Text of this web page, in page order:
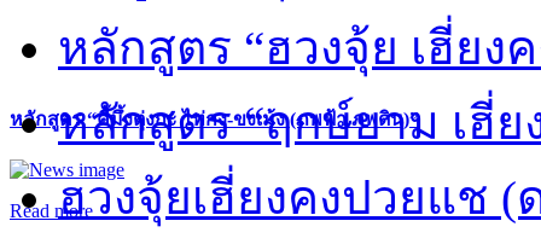
หลักสูตร “คี้มึ้งตุ่งกะ ไท่กง-ขงเม้ง (ภพฟ้า ภพดิน)”
Read more
หลักสูตร “ฮวงจุ้ย เฮี่ยง
หลักสูตร “ฤกษ์ยาม เฮี่ย
ฮวงจุ้ยเฮี่ยงคงปวยแช (